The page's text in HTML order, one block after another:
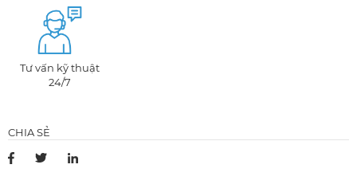
Tư vấn kỹ thuật
24/7
CHIA SẺ